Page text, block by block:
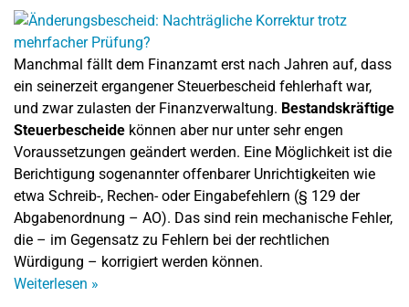
Manchmal fällt dem Finanzamt erst nach Jahren auf, dass
ein seinerzeit ergangener Steuerbescheid fehlerhaft war,
und zwar zulasten der Finanzverwaltung. Bestandskräftige
Steuerbescheide können aber nur unter sehr engen
Voraussetzungen geändert werden. Eine Möglichkeit ist die
Berichtigung sogenannter offenbarer Unrichtigkeiten wie
etwa Schreib-, Rechen- oder Eingabefehlern (§ 129 der
Abgabenordnung – AO). Das sind rein mechanische Fehler,
die – im Gegensatz zu Fehlern bei der rechtlichen
Würdigung – korrigiert werden können.
Weiterlesen »